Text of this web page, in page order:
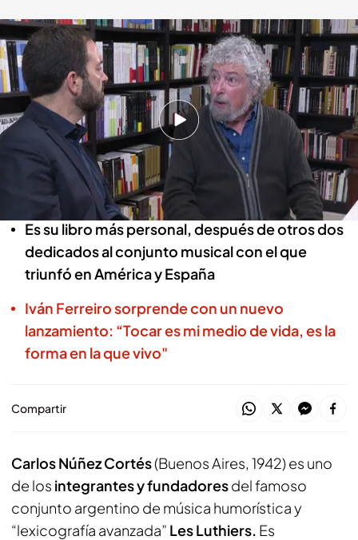
El fundador de Les Luthiers escribe sus memorias.IMAGEN: Mariano
Gutiérrez y Jorge Fernández
Miguel Manso
12 DIC 2024 - 14:48h.
El fundador del grupo humorístico argentino
publica sus memorias, donde descubrimos su
activa vida de naturalista
Es su libro más personal, después de otros dos
dedicados al conjunto musical con el que
triunfó en América y España
Iván Ferreiro sorprende con un nuevo
lanzamiento: “Tocar es mi medio de vida, es la
forma en la que vivo"
Compartir
Carlos Núñez Cortés(Buenos Aires, 1942) es uno
de los integrantes y fundadoresdel famoso
conjunto argentino de música humorística y
“lexicografía avanzada” Les Luthiers. Es